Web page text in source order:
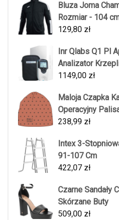
Bluza Joma
Rozmiar - 104
129,80 zł
Inr Qlabs Q1 Pl
Analizator
1149,00 zł
Maloja Czapka
Operacyjny
238,99 zł
Intex 3-
91-107 Cm
422,07 zł
Czarne Sandały
Skórzane Buty
509,00 zł